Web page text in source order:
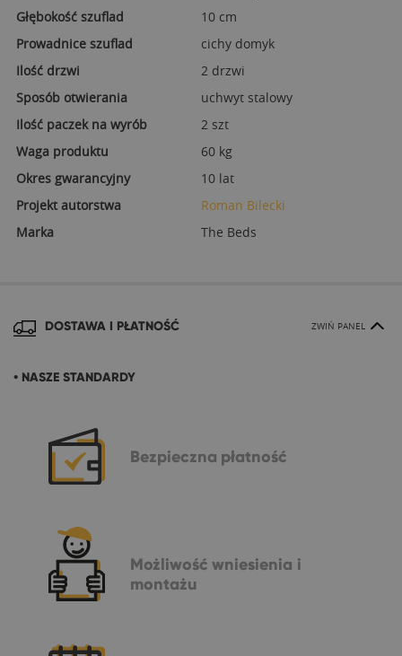
Głębokość szuflad
10 cm
Prowadnice szuflad
cichy domyk
Ilość drzwi
2 drzwi
Sposób otwierania
uchwyt stalowy
Ilość paczek na wyrób
2 szt
Waga produktu
60 kg
Okres gwarancyjny
10 lat
Projekt autorstwa
Roman Bilecki
Marka
The Beds
DOSTAWA I PŁATNOŚĆ ZWIŃ PANEL
• NASZE STANDARDY
Bezpieczna płatność
Możliwość wniesienia i
montażu